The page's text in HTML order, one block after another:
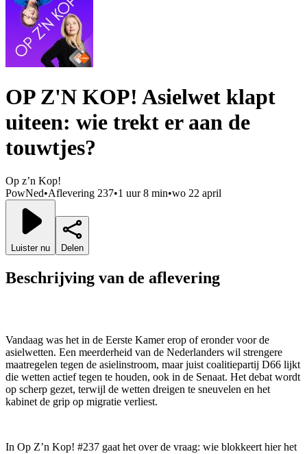
OP Z'N KOP! Asielwet klapt
uiteen: wie trekt er aan de
touwtjes?
Op z’n Kop!
PowNed•Aflevering 237•1 uur 8 min•wo 22 april
Luister nu Delen
Beschrijving van de aflevering
Vandaag was het in de Eerste Kamer erop of eronder voor de
asielwetten. Een meerderheid van de Nederlanders wil strengere
maatregelen tegen de asielinstroom, maar juist coalitiepartij D66 lijkt
die wetten actief tegen te houden, ook in de Senaat. Het debat wordt
op scherp gezet, terwijl de wetten dreigen te sneuvelen en het
kabinet de grip op migratie verliest.
In Op Z’n Kop! #237 gaat het over de vraag: wie blokkeert hier het